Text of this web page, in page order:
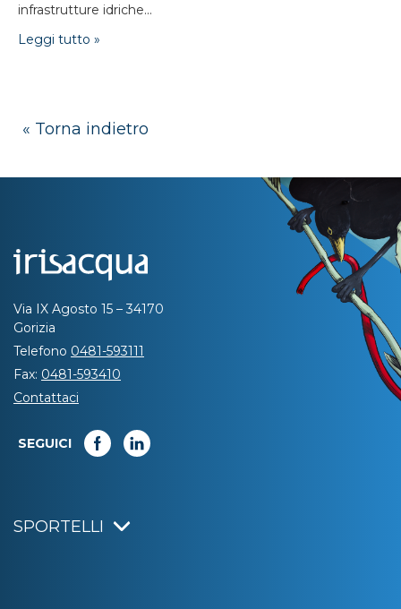
infrastrutture idriche...
Leggi tutto »
« Torna indietro
Via IX Agosto 15 – 34170
Gorizia
Telefono 0481-593111
Fax: 0481-593410
Contattaci
SEGUICI
SPORTELLI